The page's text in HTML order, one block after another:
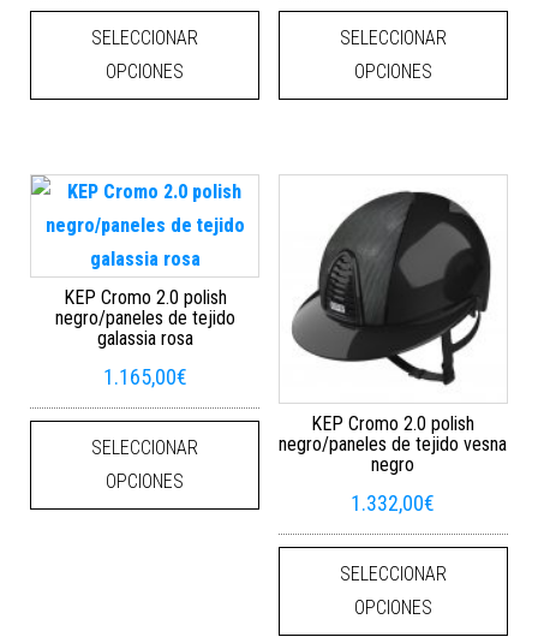
SELECCIONAR
OPCIONES
Este producto tiene múltiples
SELECCIONAR
OPCIONES
KEP Cromo 2.0 polish
negro/paneles de tejido
galassia rosa
1.165,00€
SELECCIONAR
OPCIONES
Este producto tiene múltiples
KEP Cromo 2.0 polish
negro/paneles de tejido vesna
negro
1.332,00€
SELECCIONAR
OPCIONES